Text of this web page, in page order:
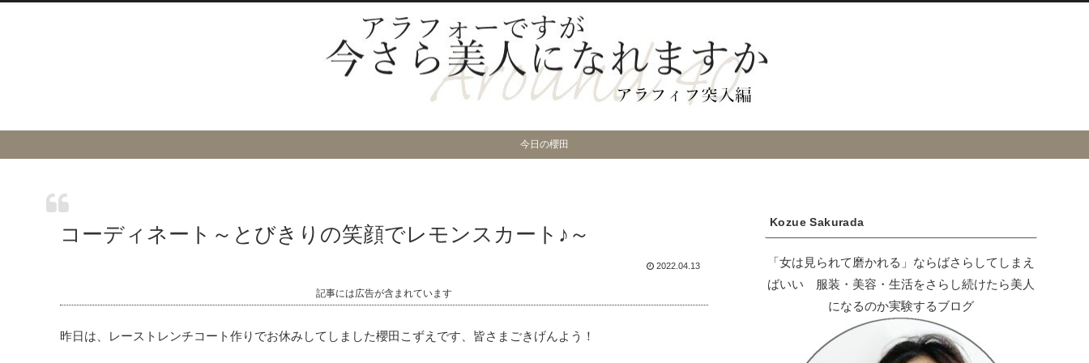
今日の櫻田
コーディネート～とびきりの笑顔でレモンスカート♪～
2022.04.13
記事には広告が含まれています
昨日は、レーストレンチコート作りでお休みしてしました櫻田こずえです、皆さまごきげんよう！
Kozue Sakurada
「女は見られて磨かれる」ならばさらしてしまえ
ばいい 服装・美容・生活をさらし続けたら美人
になるのか実験するブログ